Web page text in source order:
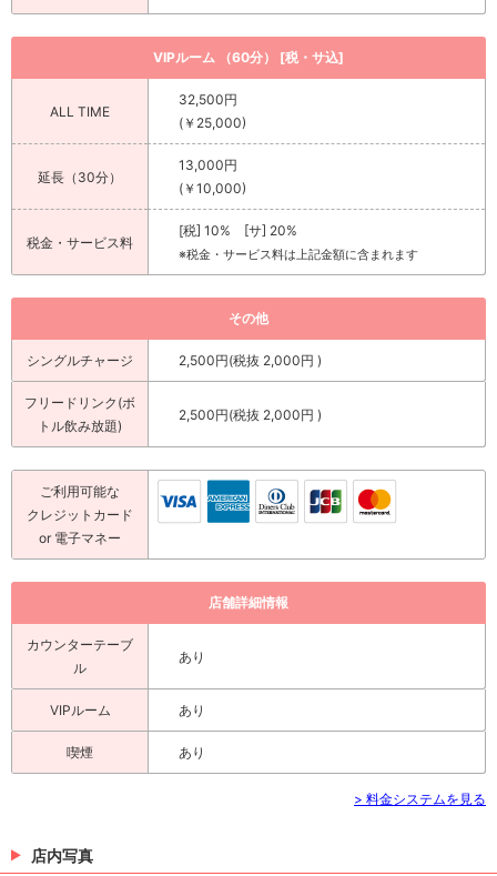
VIPルーム （60分） [税・サ込]
ALL TIME
32,500円
(￥25,000)
延長（30分）
13,000円
(￥10,000)
税金・サービス料
[税] 10% [サ] 20%
※税金・サービス料は上記金額に含まれます
その他
シングルチャージ 2,500円(税抜 2,000円 )
フリードリンク(ボ
トル飲み放題)
2,500円(税抜 2,000円 )
ご利用可能な
クレジットカード
or 電子マネー
店舗詳細情報
カウンターテーブ
ル
あり
VIPルーム あり
喫煙 あり
> 料金システムを見る
店内写真